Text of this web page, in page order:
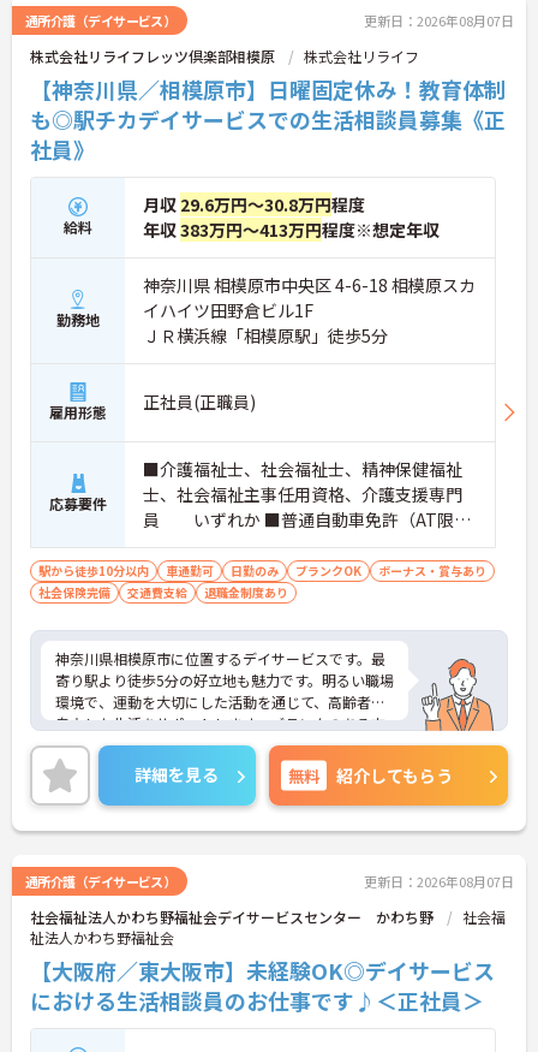
通所介護（デイサービス） 更新日：2026年08月07日
株式会社リライフレッツ倶楽部相模原 株式会社リライフ
【神奈川県／相模原市】日曜固定休み！教育体制
も◎駅チカデイサービスでの生活相談員募集《正
社員》
給料
月収 29.6万円～30.8万円程度
年収383万円～413万円程度※想定年収
勤務地
神奈川県 相模原市中央区 4-6-18 相模原スカ
イハイツ田野倉ビル1F
ＪＲ横浜線「相模原駅」徒歩5分
雇用形態 正社員(正職員)
応募要件
■介護福祉士、社会福祉士、精神保健福祉
士、社会福祉主事任用資格、介護支援専門
員 いずれか ■普通自動車免許（AT限定
可） ※ブランク可
駅から徒歩10分以内 車通勤可 日勤のみ ブランクOK
ボーナス・賞与あり
社会保険完備
交通費支給 退職金制度あり
神奈川県相模原市に位置するデイサービスです。最
寄り駅より徒歩5分の好立地も魅力です。明るい職場
環境で、運動を大切にした活動を通じて、高齢者の
自立した生活をサポートします。ブランクのある方
も歓迎♪30代～50代の幅広い年齢層が活躍中です。
資格取得支援制度や研修制度も充実しており、成長
を支援する体制が整っています。利用者様やご家族
とのコミュニケーションを大切にし、やりがいを感
じながら働ける職場です。ご興味のある方には、面
でお気軽にご相談ください！
詳細を見る 無料 紹介してもらう
通所介護（デイサービス） 更新日：2026年08月07日
社会福祉法人かわち野福祉会デイサービスセンター かわち野
社会福
祉法人かわち野福祉会
【大阪府／東大阪市】未経験OK◎デイサービス
における生活相談員のお仕事です♪＜正社員＞